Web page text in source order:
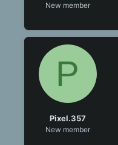
New member
P
Pixel.357
New member